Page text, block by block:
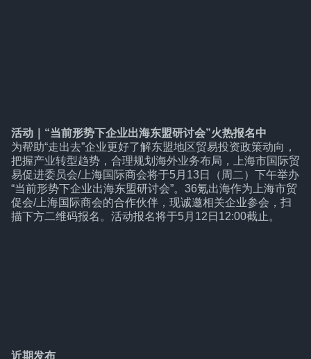
活动｜“当前形势下企业出海东盟研讨会”火热报名中
为帮助“走出去”企业更好了解东盟地区贸易投资政策动向，
把握产业转型趋势，合理规划海外业务布局，上海市国际贸
易促进委员会/上海国际商会将于5月13日（周二）下午举办
“当前形势下企业出海东盟研讨会”。36氪出海作为上海市贸
促会/上海国际商会的合作伙伴，现诚邀相关企业参会，扫
描下方二维码报名。活动报名将于5月12日12:00截止。
近期发布